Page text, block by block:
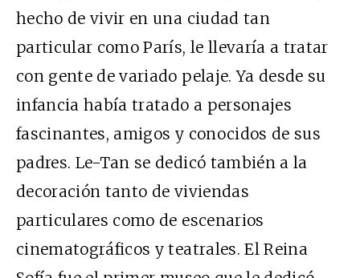
hecho de vivir en una ciudad tan
particular como París, le llevaría a tratar
con gente de variado pelaje. Ya desde su
infancia había tratado a personajes
fascinantes, amigos y conocidos de sus
padres. Le-Tan se dedicó también a la
decoración tanto de viviendas
particulares como de escenarios
cinematográficos y teatrales. El Reina